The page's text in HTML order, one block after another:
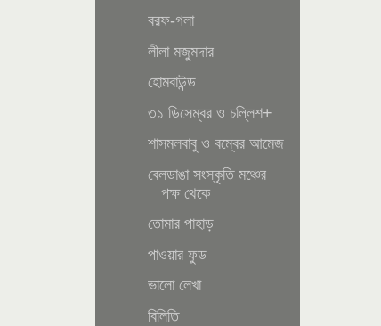
বরফ-গলা
লীলা মজুমদার
হোমবাউন্ড
৩১ ডিসেম্বর ও চল্লিশ+
শাসমলবাবু ও বম্বের আমেজ
বেলডাঙা সংস্কৃতি মঞ্চের
পক্ষ থেকে
তোমার পাহাড়
পাওয়ার ফুড
ভালো লেখা
বিলিতি